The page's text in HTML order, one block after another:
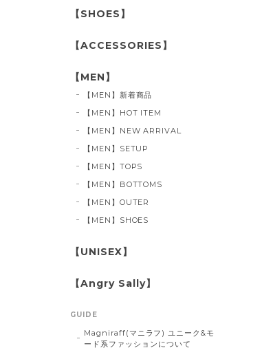
【SHOES】
【ACCESSORIES】
【MEN】
【MEN】新着商品
【MEN】HOT ITEM
【MEN】NEW ARRIVAL
【MEN】SETUP
【MEN】TOPS
【MEN】BOTTOMS
【MEN】OUTER
【MEN】SHOES
【UNISEX】
【Angry Sally】
GUIDE
Magniraff(マニラフ) ユニーク&モ
ード系ファッションについて